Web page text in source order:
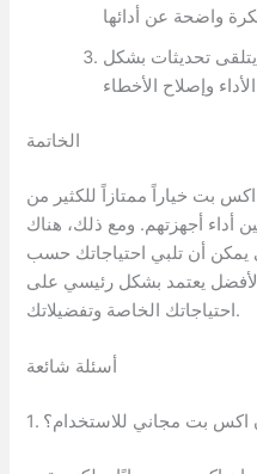
تحديثات بشكل
الخاتمة
بت خياراً ممتازاً للكثير من
أداء أجهزتهم. ومع ذلك، هناك
يمكن أن تلبي احتياجاتك حسب
يعتمد بشكل رئيسي على
احتياجاتك الخاصة وتفضيلاتك.
أسئلة شائعة
اكس بت مجاني للاستخدام؟